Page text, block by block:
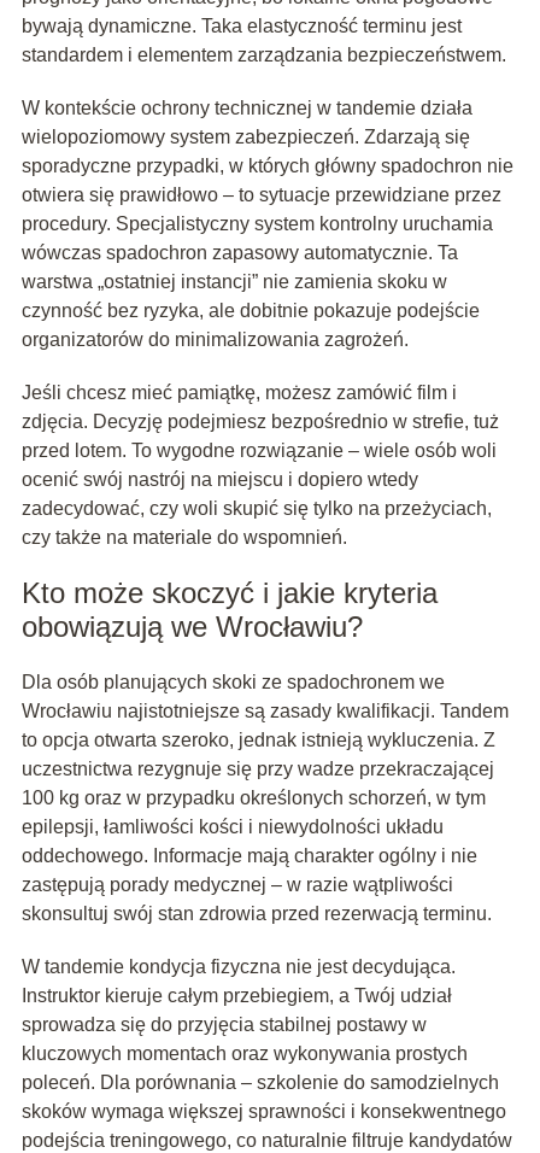
bywają dynamiczne. Taka elastyczność terminu jest
standardem i elementem zarządzania bezpieczeństwem.
W kontekście ochrony technicznej w tandemie działa
wielopoziomowy system zabezpieczeń. Zdarzają się
sporadyczne przypadki, w których główny spadochron nie
otwiera się prawidłowo – to sytuacje przewidziane przez
procedury. Specjalistyczny system kontrolny uruchamia
wówczas spadochron zapasowy automatycznie. Ta
warstwa „ostatniej instancji” nie zamienia skoku w
czynność bez ryzyka, ale dobitnie pokazuje podejście
organizatorów do minimalizowania zagrożeń.
Jeśli chcesz mieć pamiątkę, możesz zamówić film i
zdjęcia. Decyzję podejmiesz bezpośrednio w strefie, tuż
przed lotem. To wygodne rozwiązanie – wiele osób woli
ocenić swój nastrój na miejscu i dopiero wtedy
zadecydować, czy woli skupić się tylko na przeżyciach,
czy także na materiale do wspomnień.
Kto może skoczyć i jakie kryteria
obowiązują we Wrocławiu?
Dla osób planujących skoki ze spadochronem we
Wrocławiu najistotniejsze są zasady kwalifikacji. Tandem
to opcja otwarta szeroko, jednak istnieją wykluczenia. Z
uczestnictwa rezygnuje się przy wadze przekraczającej
100 kg oraz w przypadku określonych schorzeń, w tym
epilepsji, łamliwości kości i niewydolności układu
oddechowego. Informacje mają charakter ogólny i nie
zastępują porady medycznej – w razie wątpliwości
skonsultuj swój stan zdrowia przed rezerwacją terminu.
W tandemie kondycja fizyczna nie jest decydująca.
Instruktor kieruje całym przebiegiem, a Twój udział
sprowadza się do przyjęcia stabilnej postawy w
kluczowych momentach oraz wykonywania prostych
poleceń. Dla porównania – szkolenie do samodzielnych
skoków wymaga większej sprawności i konsekwentnego
podejścia treningowego, co naturalnie filtruje kandydatów